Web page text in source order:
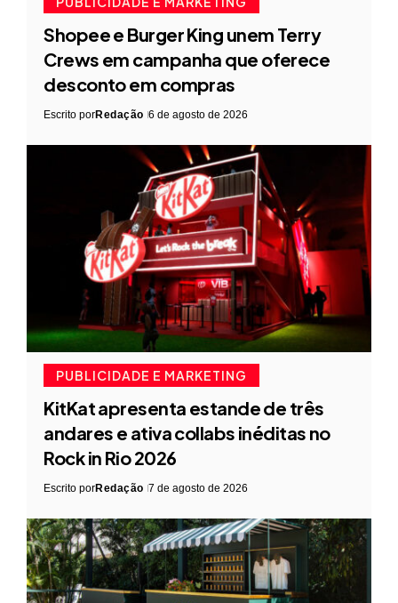
Shopee e Burger King unem Terry
Crews em campanha que oferece
desconto em compras
Escrito porRedação 6 de agosto de 2026
PUBLICIDADE E MARKETING
KitKat apresenta estande de três
andares e ativa collabs inéditas no
Rock in Rio 2026
Escrito porRedação 7 de agosto de 2026